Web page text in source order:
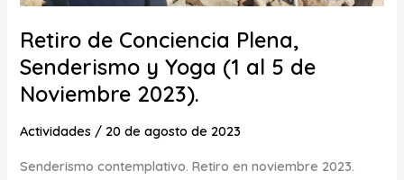
Retiro de Conciencia Plena,
Senderismo y Yoga (1 al 5 de
Noviembre 2023).
Actividades / 20 de agosto de 2023
Senderismo contemplativo. Retiro en noviembre 2023.
2023).